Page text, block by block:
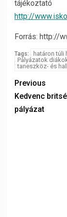
tájékoztató
http://
Forrás: http://
Tags: határon túli
Pályázatok
taneszköz- és
Previous
Kedvenc
pályázat